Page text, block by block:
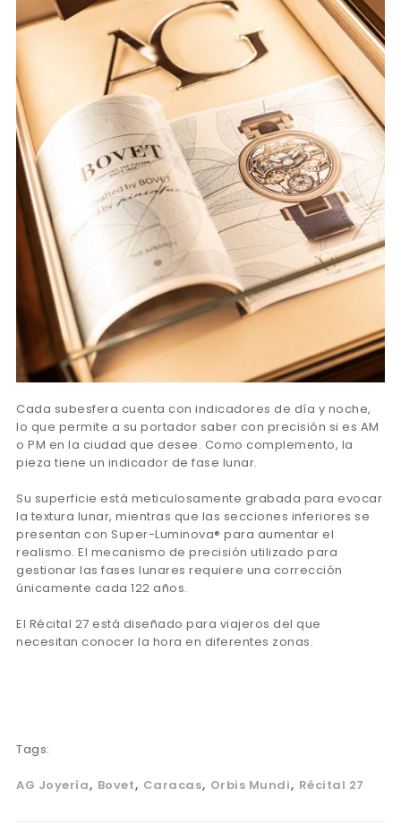
Cada subesfera cuenta con indicadores de día y noche,
lo que permite a su portador saber con precisión si es AM
o PM en la ciudad que desee. Como complemento, la
pieza tiene un indicador de fase lunar.
Su superficie está meticulosamente grabada para evocar
la textura lunar, mientras que las secciones inferiores se
presentan con Super-Luminova® para aumentar el
realismo. El mecanismo de precisión utilizado para
gestionar las fases lunares requiere una corrección
únicamente cada 122 años.
El Récital 27 está diseñado para viajeros del que
necesitan conocer la hora en diferentes zonas.
Tags:
AG Joyería Bovet Caracas Orbis Mundi Récital 27